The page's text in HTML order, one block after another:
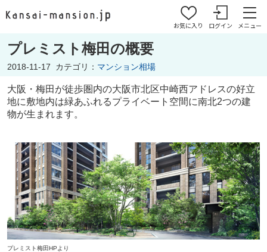
お気に入り ログイン メニュー
プレミスト梅田の概要
2018-11-17 カテゴリ： マンション相場
大阪・梅田が徒歩圏内の大阪市北区中崎西アドレスの好立
地に敷地内は緑あふれるプライベート空間に南北2つの建
物が生まれます。
プレミスト梅田HPより